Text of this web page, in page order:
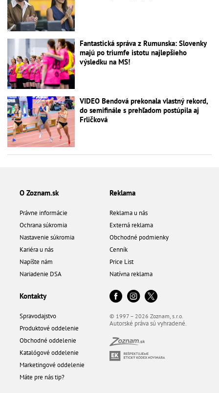
Fantastická správa z Rumunska: Slovenky
majú po triumfe istotu najlepšieho
výsledku na MS!
VIDEO Bendová prekonala vlastný rekord,
do semifinále s prehľadom postúpila aj
Frličková
O Zoznam.sk
Právne informácie
Ochrana súkromia
Nastavenie súkromia
Kariéra u nás
Napíšte nám
Nariadenie DSA
Reklama
Reklama u nás
Externá reklama
Obchodné podmienky
Cenník
Price List
Natívna reklama
Kontakty
Spravodajstvo
Produktové oddelenie
Obchodné oddelenie
Katalógové oddelenie
Marketingové oddelenie
Máte pre nás tip?
© 1997 – 2026 Zoznam, s.r.o.
Autorské práva sú vyhradené.